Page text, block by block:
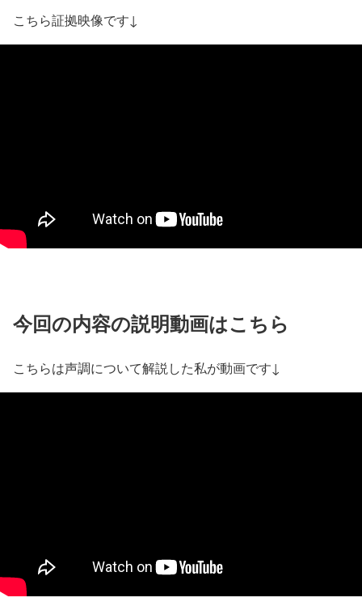
こちら証拠映像です↓
今回の内容の説明動画はこちら
こちらは声調について解説した私が動画です↓